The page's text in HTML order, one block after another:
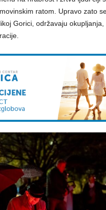
ratom. Upravo zato
Gorici, održavaju okupljanja,